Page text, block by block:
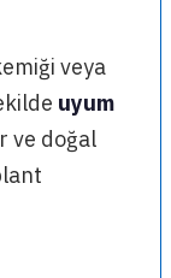
veya
uyum
ve doğal